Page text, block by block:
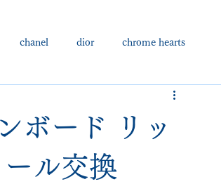
chanel dior chrome hearts
バー • ヒール交換等
ボード リッ
ル交換